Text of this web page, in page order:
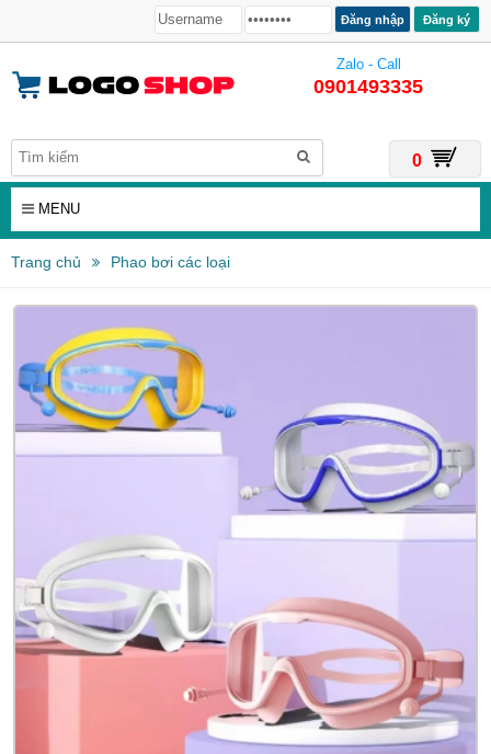
Đăng ký
Zalo - Call
0901493335
0
MENU
Trang chủ Phao bơi các loại